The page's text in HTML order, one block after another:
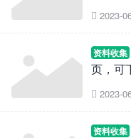
 2023-
资料收集
页，可
 2023-
资料收集